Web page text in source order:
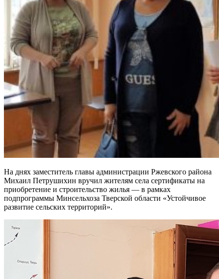
На днях заместитель главы администрации Ржевского района
Михаил Петрушихин вручил жителям села сер­тификаты на
приобретение и строительство жилья — в рамках
подпрограммы Минсельхоза Тверской области «Устойчивое
развитие сель­ских территорий».